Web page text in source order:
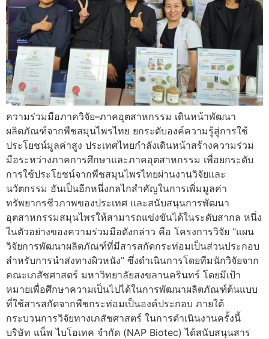
ความร่วมมือภาควิจัย–ภาคอุตสาหกรรม เดินหน้าพัฒนา
ผลิตภัณฑ์จากพืชสมุนไพรไทย ยกระดับองค์ความรู้สู่การใช้
ประโยชน์มูลค่าสูง ประเทศไทยกำลังเดินหน้าสร้างความร่วม
มือระหว่างภาคการศึกษาและภาคอุตสาหกรรม เพื่อยกระดับ
การใช้ประโยชน์จากพืชสมุนไพรไทยผ่านงานวิจัยและ
นวัตกรรม อันเป็นอีกหนึ่งกลไกสำคัญในการเพิ่มมูลค่า
ทรัพยากรชีวภาพของประเทศ และสนับสนุนการพัฒนา
อุตสาหกรรมสมุนไพรให้สามารถแข่งขันได้ในระดับสากล หนึ่ง
ในตัวอย่างของความร่วมมือดังกล่าว คือ โครงการวิจัย “แผน
วิจัยการพัฒนาผลิตภัณฑ์ที่มีสารสกัดกระท่อมเป็นส่วนประกอบ
สำหรับการนำส่งทางผิวหนัง” ซึ่งดำเนินการโดยทีมนักวิจัยจาก
คณะเภสัชศาสตร์ มหาวิทยาลัยสงขลานครินทร์ โดยมีเป้า
หมายเพื่อศึกษาความเป็นไปได้ในการพัฒนาผลิตภัณฑ์ต้นแบบ
ที่ใช้สารสกัดจากพืชกระท่อมเป็นองค์ประกอบ ภายใต้
กระบวนการวิจัยทางเภสัชศาสตร์ ในการดำเนินงานครั้งนี้
บริษัท แน็พ ไบโอเทค จำกัด (NAP Biotec) ได้สนับสนุนสาร